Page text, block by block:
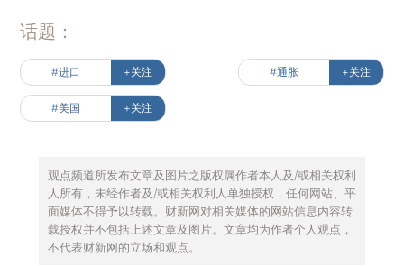
话题：
#进口 +关注 #通胀 +关注
#美国 +关注
观点频道所发布文章及图片之版权属作者本人及/或相关权利
人所有，未经作者及/或相关权利人单独授权，任何网站、平
面媒体不得予以转载。财新网对相关媒体的网站信息内容转
载授权并不包括上述文章及图片。文章均为作者个人观点，
不代表财新网的立场和观点。